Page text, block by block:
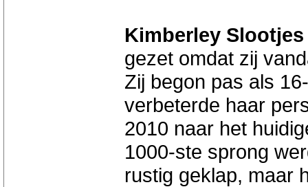
Kimberley Slootjes
gezet omdat zij
Zij begon pas als
verbeterde haar
2010 naar het
1000-ste sprong
rustig geklap, maar